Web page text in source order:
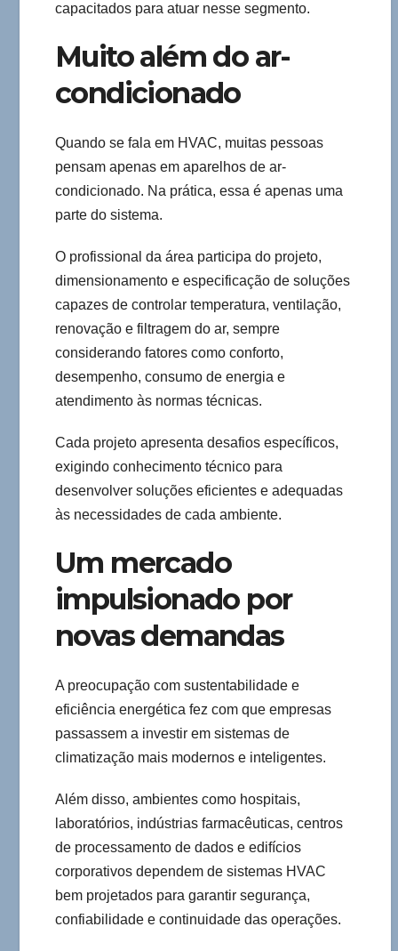
capacitados para atuar nesse segmento.
Muito além do ar-
condicionado
Quando se fala em HVAC, muitas pessoas
pensam apenas em aparelhos de ar-
condicionado. Na prática, essa é apenas uma
parte do sistema.
O profissional da área participa do projeto,
dimensionamento e especificação de soluções
capazes de controlar temperatura, ventilação,
renovação e filtragem do ar, sempre
considerando fatores como conforto,
desempenho, consumo de energia e
atendimento às normas técnicas.
Cada projeto apresenta desafios específicos,
exigindo conhecimento técnico para
desenvolver soluções eficientes e adequadas
às necessidades de cada ambiente.
Um mercado
impulsionado por
novas demandas
A preocupação com sustentabilidade e
eficiência energética fez com que empresas
passassem a investir em sistemas de
climatização mais modernos e inteligentes.
Além disso, ambientes como hospitais,
laboratórios, indústrias farmacêuticas, centros
de processamento de dados e edifícios
corporativos dependem de sistemas HVAC
bem projetados para garantir segurança,
confiabilidade e continuidade das operações.